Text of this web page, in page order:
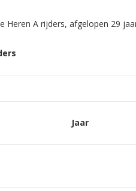
Heren A rijders, afgelopen 29
Jaar